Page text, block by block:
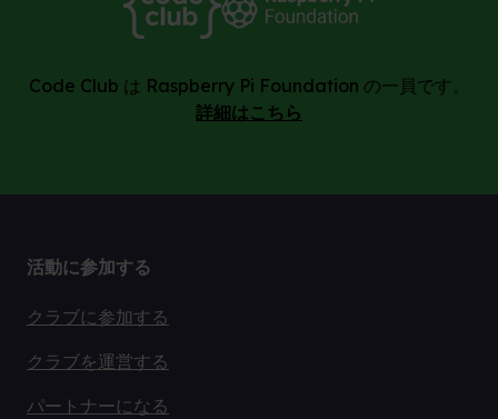
Code Club は Raspberry Pi Foundation の一員です。
詳細はこちら
活動に参加する
クラブに参加する
クラブを運営する
パートナーになる